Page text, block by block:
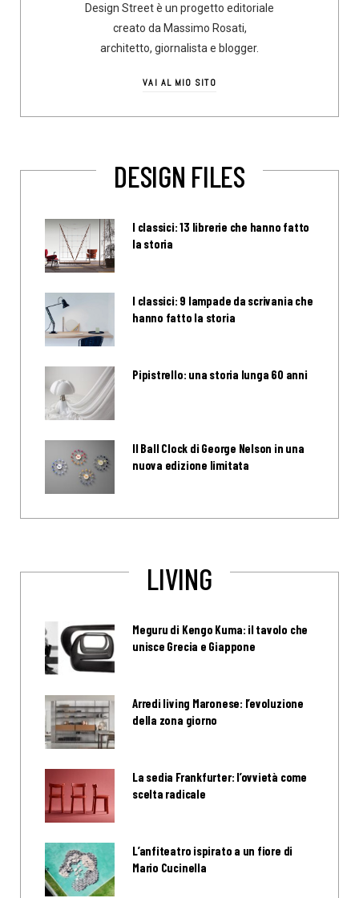
Design Street è un progetto editoriale
creato da Massimo Rosati,
architetto, giornalista e blogger.
VAI AL MIO SITO
DESIGN FILES
I classici: 13 librerie che hanno fatto
la storia
I classici: 9 lampade da scrivania che
hanno fatto la storia
Pipistrello: una storia lunga 60 anni
Il Ball Clock di George Nelson in una
nuova edizione limitata
LIVING
Meguru di Kengo Kuma: il tavolo che
unisce Grecia e Giappone
Arredi living Maronese: l’evoluzione
della zona giorno
La sedia Frankfurter: l’ovvietà come
scelta radicale
L’anfiteatro ispirato a un fiore di
Mario Cucinella